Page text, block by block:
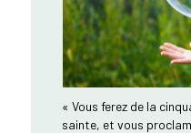
« Vous ferez de la
sainte, et vous